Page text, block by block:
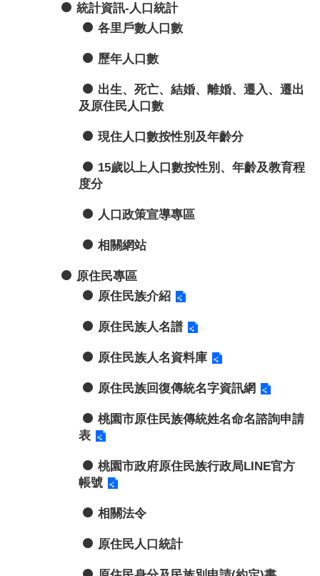
統計資訊-人口統計
各里戶數人口數
歷年人口數
出生、死亡、結婚、離婚、遷入、遷出
及原住民人口數
現住人口數按性別及年齡分
15歲以上人口數按性別、年齡及教育程
度分
人口政策宣導專區
相關網站
原住民專區
原住民族介紹
原住民族人名譜
原住民族人名資料庫
原住民族回復傳統名字資訊網
桃園市原住民族傳統姓名命名諮詢申請
表
桃園市政府原住民族行政局LINE官方
帳號
相關法令
原住民人口統計